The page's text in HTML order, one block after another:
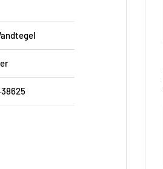
Lemurian Blue
in een kunstwerk dat
die bezoekers doet